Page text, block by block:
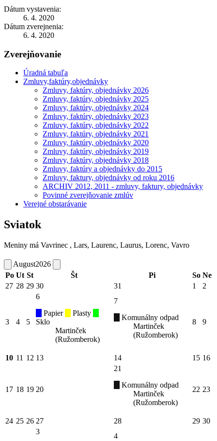
Dátum vystavenia:
6. 4. 2020
Dátum zverejnenia:
6. 4. 2020
Zverejňovanie
Úradná tabuľa
Zmluvy,faktúry,objednávky
Zmluvy, faktúry, objednávky 2026
Zmluvy, faktúry, objednávky 2025
Zmluvy, faktúry, objednávky 2024
Zmluvy, faktúry, objednávky 2023
Zmluvy, faktúry, objednávky 2022
Zmluvy, faktúry, objednávky 2021
Zmluvy, faktúry, objednávky 2020
Zmluvy, faktúry, objednávky 2019
Zmluvy, faktúry, objednávky 2018
Zmluvy, faktúry a objednávky do 2015
Zmluvy, faktury, objednávky od roku 2016
ARCHIV 2012, 2011 - zmluvy, faktury, objednávky
Povinné zverejňovanie zmlúv
Verejné obstarávanie
Sviatok
Meniny má Vavrinec , Lars, Laurenc, Laurus, Lorenc, Vavro
August2026
Po Ut St Št Pi So Ne
27 28 29 30 31 1 2
3 4 5
6
Papier
Plasty
Sklo
Martinček
(Ružomberok)
7
Komunálny odpad
Martinček
(Ružomberok)
8 9
10 11 12 13 14 15 16
17 18 19 20
21
Komunálny odpad
Martinček
(Ružomberok)
22 23
24 25 26 27 28 29 30
3
4